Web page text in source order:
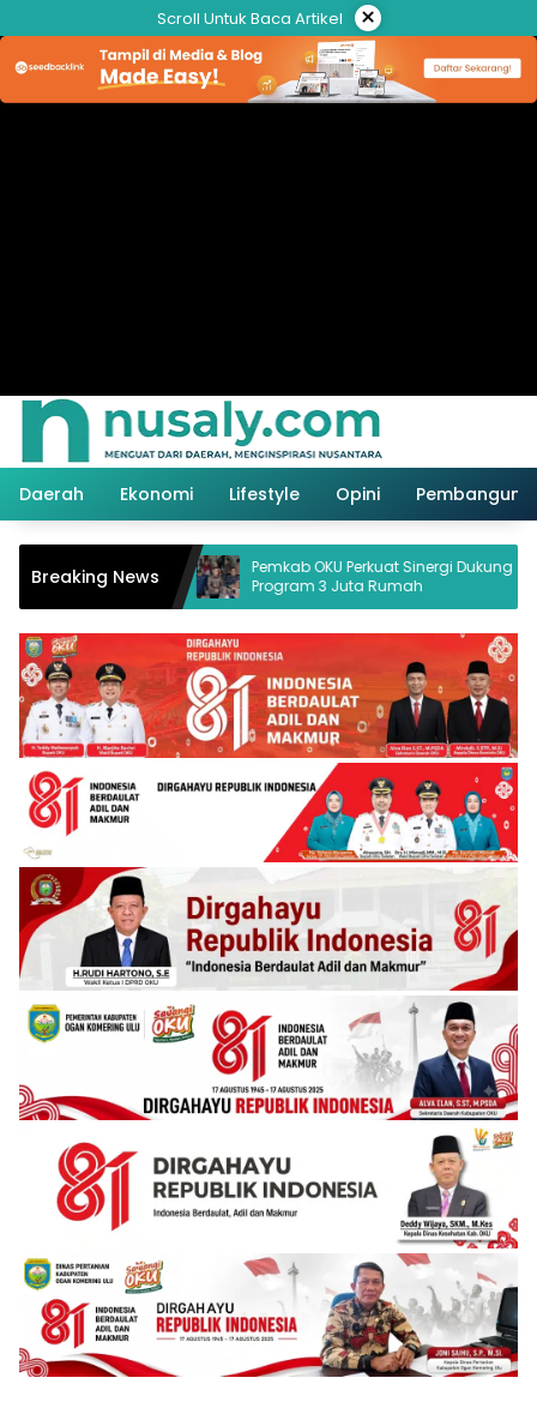
ke
konten
Scroll Untuk Baca Artikel ×
Daerah Ekonomi Lifestyle Opini
Breaking News
Desak
Pemkab OKU Perkuat Sinergi Dukung
Program 3 Juta Rumah